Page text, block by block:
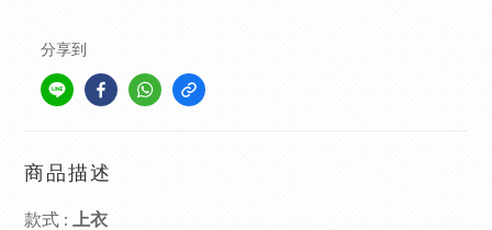
分享到
商品描述
款式 :
上衣